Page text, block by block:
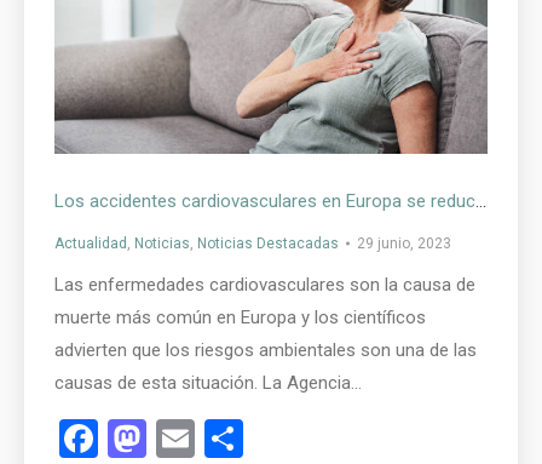
Los accidentes cardiovasculares en Europa se reducirían si se disminuye la contaminación
Actualidad , Noticias, Noticias Destacadas 29 junio, 2023
Las enfermedades cardiovasculares son la causa de
muerte más común en Europa y los científicos
advierten que los riesgos ambientales son una de las
causas de esta situación. La Agencia…
Facebook
Mastodon
Email